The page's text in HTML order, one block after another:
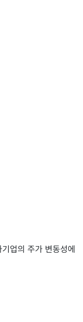
업의 주가 변동성에